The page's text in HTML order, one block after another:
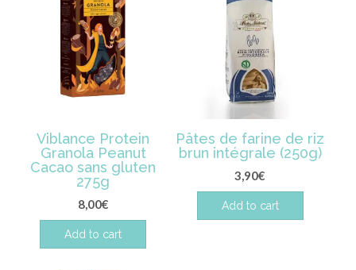
Viblance Protein
Granola Peanut
Cacao sans gluten
275g
8,00€
Add to cart
Pâtes de farine de riz
brun intégrale (250g)
3,90€
Add to cart